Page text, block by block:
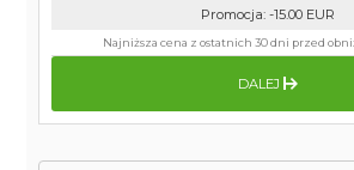
Promocja: -15.00 EUR
Najniższa cena z ostatnich 30 dni przed
DALEJ